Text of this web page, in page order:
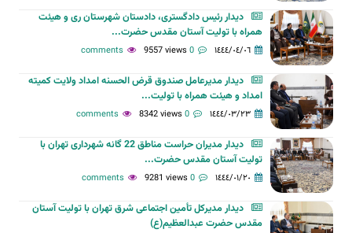
دیدار رئیس دادگستری، دادستان شهرستان ری و هیئت
همراه با تولیت آستان مقدس حضرت...
١٤٤٤/٠٤/٠٦ 0 comments
9557 views
دیدار مدیرعامل صندوق قرض الحسنه امداد ولایت کمیته
امداد و هیئت همراه با تولیت...
١٤٤٤/٠٣/٢٣ 0 comments
8342 views
دیدار مدیران حراست مناطق 22 گانه شهرداری تهران با
تولیت آستان مقدس حضرت...
١٤٤٤/٠١/٢٠ 0 comments
9281 views
دیدار مدیرکل تأمین اجتماعی شرق تهران با تولیت آستان
مقدس حضرت عبدالعظیم(ع)